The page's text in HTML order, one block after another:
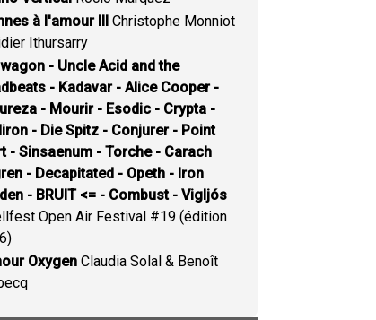
à l'amour III Christophe Monniot
Ithursarry
- Uncle Acid and the
- Kadavar - Alice Cooper -
- Mourir - Esodic - Crypta -
- Die Spitz - Conjurer - Point
- Sinsaenum - Torche - Carach
- Decapitated - Opeth - Iron
- BRUIT <= - Combust - Vigljós
Open Air Festival #19 (édition
Oxygen Claudia Solal & Benoît